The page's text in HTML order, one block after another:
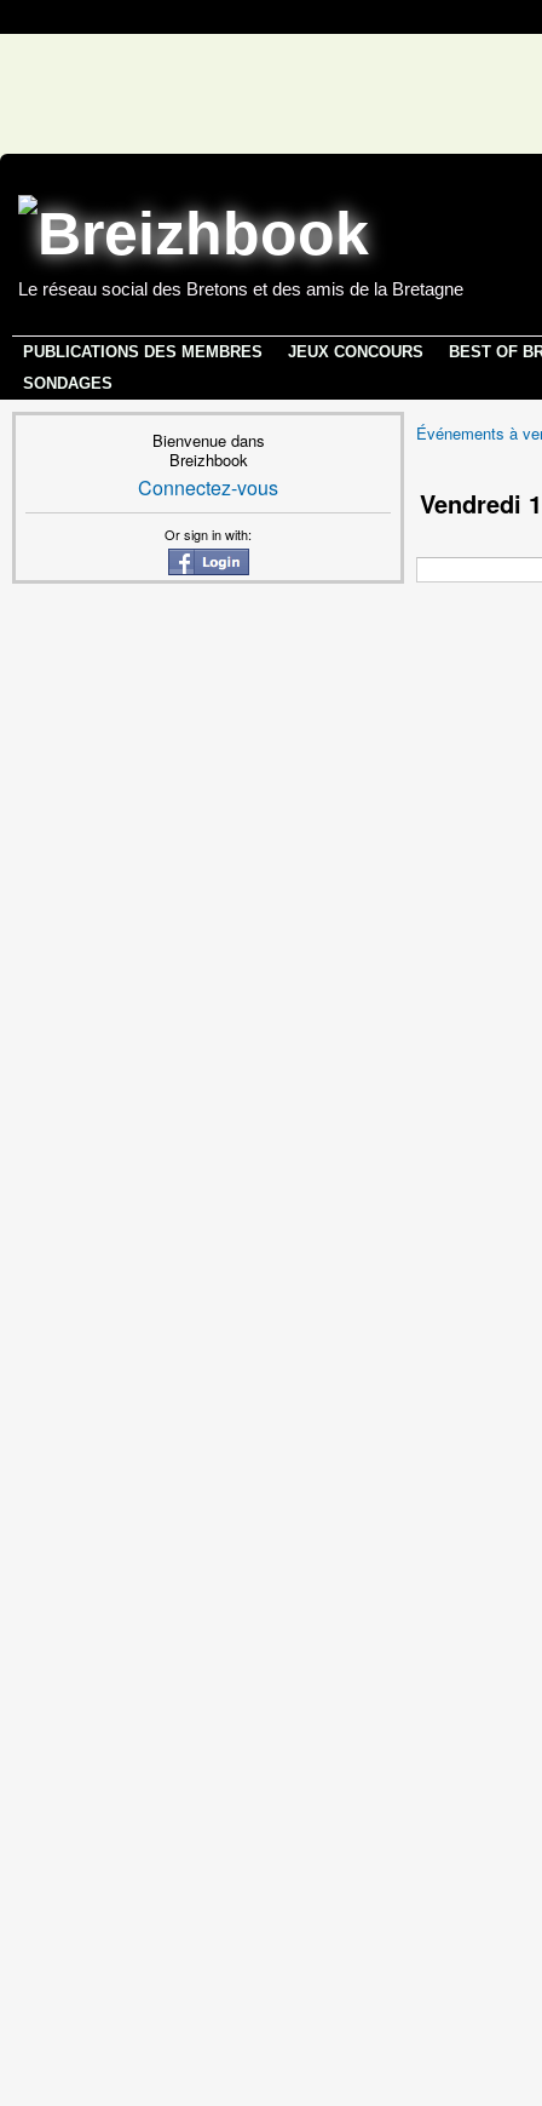
Le réseau social des Bretons et des amis de la Bretagne
PUBLICATIONS DES MEMBRES JEUX CONCOURS
BEST OF
SONDAGES
Bienvenue dans
Breizhbook
Connectez-vous
Or sign in with:
Événements à
Vendredi